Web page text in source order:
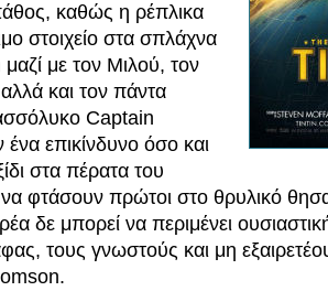
καθώς η ρέπλικα
στοιχείο στα σπλάχνα
με τον Μιλού, τον
και τον πάντα
Captain
επικίνδυνο όσο και
στα πέρατα του
φτάσουν πρώτοι στο θρυλικό
δε μπορεί να περιμένει
τους γνωστούς και μη